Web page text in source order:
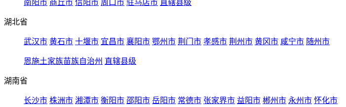
南阳市 商丘市 信阳市 周口市 驻马店市 直辖县级
湖北省
武汉市 黄石市 十堰市 宜昌市 襄阳市 鄂州市 荆门市 孝感市 荆州市 黄冈市 咸宁市 随州市
恩施土家族苗族自治州 直辖县级
湖南省
长沙市 株洲市 湘潭市 衡阳市 邵阳市 岳阳市 常德市 张家界市 益阳市 郴州市 永州市 怀化市